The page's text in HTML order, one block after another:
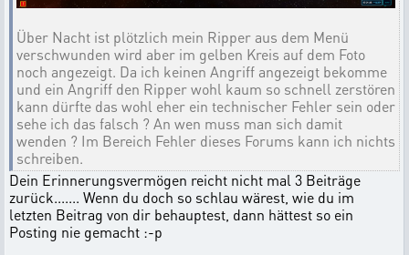
Über Nacht ist plötzlich mein Ripper aus dem Menü
verschwunden wird aber im gelben Kreis auf dem Foto
noch angezeigt. Da ich keinen Angriff angezeigt bekomme
und ein Angriff den Ripper wohl kaum so schnell zerstören
kann dürfte das wohl eher ein technischer Fehler sein oder
sehe ich das falsch ? An wen muss man sich damit
wenden ? Im Bereich Fehler dieses Forums kann ich nichts
schreiben.
Dein Erinnerungsvermögen reicht nicht mal 3 Beiträge
zurück....... Wenn du doch so schlau wärest, wie du im
letzten Beitrag von dir behauptest, dann hättest so ein
Posting nie gemacht :-p